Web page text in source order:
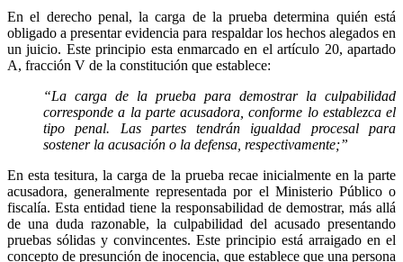
Facebook
Twitter
Whatsapp
En el derecho penal, la carga de la prueba determina quién está
obligado a presentar evidencia para respaldar los hechos alegados en
un juicio. Este principio esta enmarcado en el artículo 20, apartado
A, fracción V de la constitución que establece:
“La carga de la prueba para demostrar la culpabilidad
corresponde a la parte acusadora, conforme lo establezca el
tipo penal. Las partes tendrán igualdad procesal para
sostener la acusación o la defensa, respectivamente;”
En esta tesitura, la carga de la prueba recae inicialmente en la parte
acusadora, generalmente representada por el Ministerio Público o
fiscalía. Esta entidad tiene la responsabilidad de demostrar, más allá
de una duda razonable, la culpabilidad del acusado presentando
pruebas sólidas y convincentes. Este principio está arraigado en el
concepto de presunción de inocencia, que establece que una persona